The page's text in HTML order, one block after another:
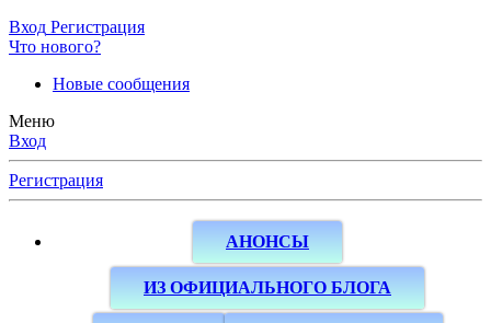
Вход Регистрация
Что нового?
Новые сообщения
Меню
Вход
Регистрация
АНОНСЫ
ИЗ ОФИЦИАЛЬНОГО БЛОГА